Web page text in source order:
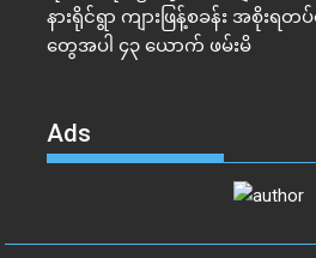
နားရိုင်ရွာ ကျားဖြန့်စခန်း အစိုးရ
တွေအပါ ၄၃ ယောက် ဖမ်းမိ
Ads